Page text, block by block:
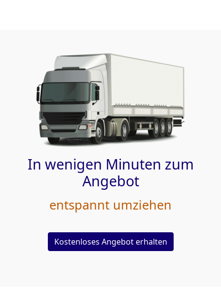
In wenigen Minuten zum
Angebot
entspannt umziehen
Kostenloses Angebot erhalten